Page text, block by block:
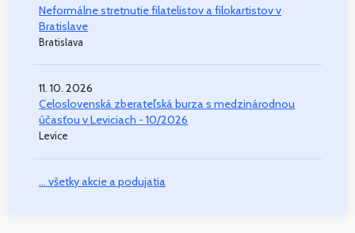
Neformálne stretnutie filatelistov a filokartistov v
Bratislave
Bratislava
11. 10. 2026
Celoslovenská zberateľská burza s medzinárodnou
účasťou v Leviciach - 10/2026
Levice
... všetky akcie a podujatia